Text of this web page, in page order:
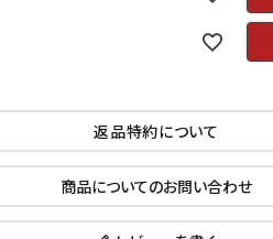
返品特約について
商品についてのお問い合わせ